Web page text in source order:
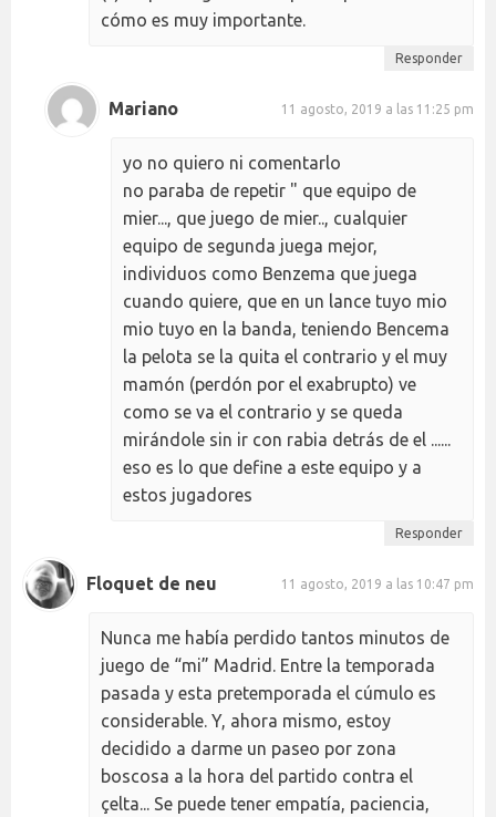
cómo es muy importante.
Responder
Mariano 11 agosto, 2019 a las 11:25 pm
yo no quiero ni comentarlo
no paraba de repetir " que equipo de
mier..., que juego de mier.., cualquier
equipo de segunda juega mejor,
individuos como Benzema que juega
cuando quiere, que en un lance tuyo mio
mio tuyo en la banda, teniendo Bencema
la pelota se la quita el contrario y el muy
mamón (perdón por el exabrupto) ve
como se va el contrario y se queda
mirándole sin ir con rabia detrás de el ......
eso es lo que define a este equipo y a
estos jugadores
Responder
Floquet de neu 11 agosto, 2019 a las 10:47 pm
Nunca me había perdido tantos minutos de
juego de “mi” Madrid. Entre la temporada
pasada y esta pretemporada el cúmulo es
considerable. Y, ahora mismo, estoy
decidido a darme un paseo por zona
boscosa a la hora del partido contra el
çelta... Se puede tener empatía, paciencia,